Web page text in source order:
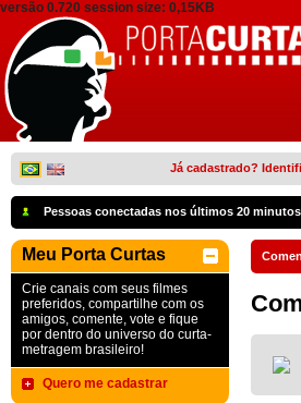
versão 0.720 session size: 0,15KB
Já cadastrado?
Pessoas conectadas nos últimos 20
Meu Porta Curtas
Crie canais com seus filmes
preferidos, compartilhe com os
amigos, comente, vote e fique
por dentro do universo do curta-
metragem brasileiro!
Quero me cadastrar